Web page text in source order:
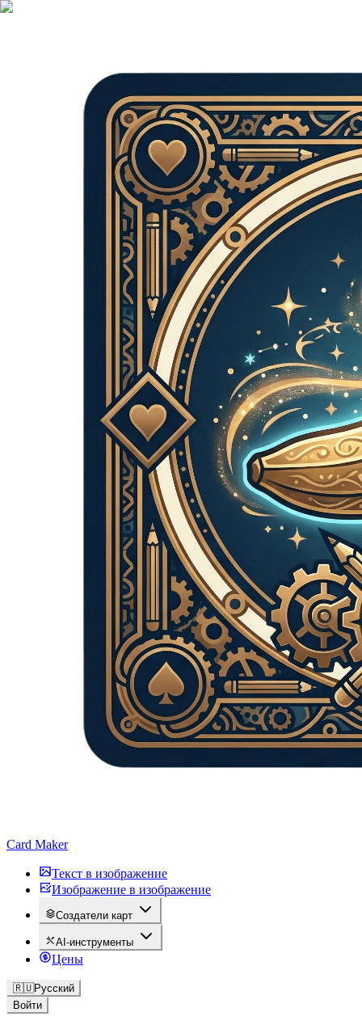
Card Maker
Текст в изображение
Изображение в изображение
Создатели карт
AI-инструменты
Цены
🇷🇺Русский
Войти